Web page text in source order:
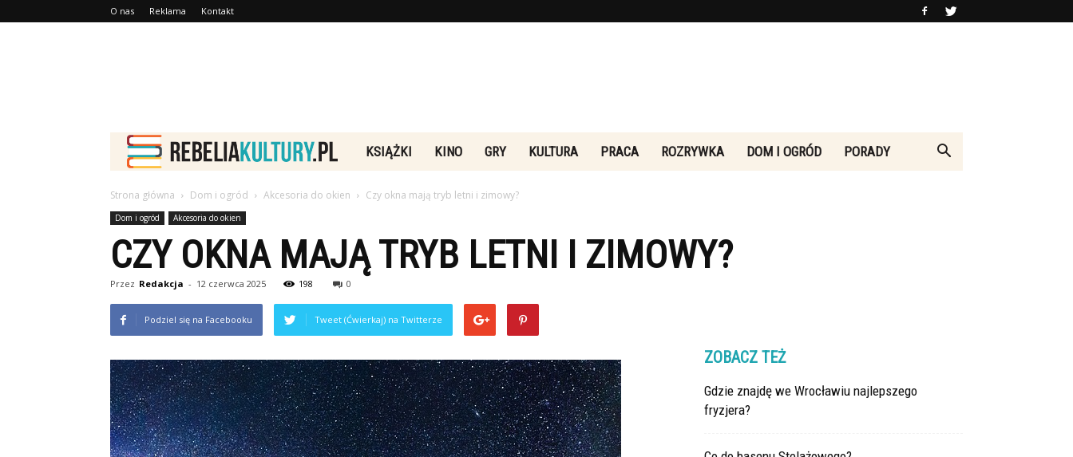
O nas Reklama Kontakt
Rebeliakultury.pl
KSIĄŻKI KINO GRY KULTURA PRACA ROZRYWKA DOM I OGRÓD PORADY
Strona główna Dom i ogród Akcesoria do okien Czy okna mają tryb letni i zimowy?
Dom i ogród Akcesoria do okien
CZY OKNA MAJĄ TRYB LETNI I ZIMOWY?
Przez Redakcja - 12 czerwca 2025 198 0
Podziel się na Facebooku Tweet (Ćwierkaj) na Twitterze
ZOBACZ TEŻ
Gdzie znajdę we Wrocławiu najlepszego
fryzjera?